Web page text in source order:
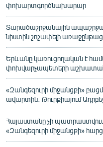
փոխարտգործնախարար
Տարածաշրջանային
նիստին շոշափելի
Երևանը կառուցողական է
փոխվարչապետերի
«Զանգեզուրի միջանցքի»
ավարտին․ Թուրքիայում
Հայաստանը չի պատրաստվում
«Զանգեզուրի միջանցքի»